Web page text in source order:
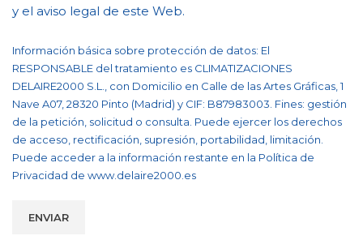
y el aviso legal de este Web.
Información básica sobre protección de datos: El
RESPONSABLE del tratamiento es CLIMATIZACIONES
DELAIRE2000 S.L., con Domicilio en Calle de las Artes Gráficas, 1
Nave A07, 28320 Pinto (Madrid) y CIF: B87983003. Fines: gestión
de la petición, solicitud o consulta. Puede ejercer los derechos
de acceso, rectificación, supresión, portabilidad, limitación.
Puede acceder a la información restante en la Política de
Privacidad de www.delaire2000.es